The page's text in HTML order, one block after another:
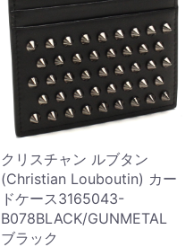
クリスチャン ルブタン
(Christian Louboutin) カー
ドケース3165043-
B078BLACK/GUNMETAL
ブラック